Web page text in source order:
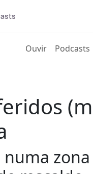
Ouvir(current)
Podcasts